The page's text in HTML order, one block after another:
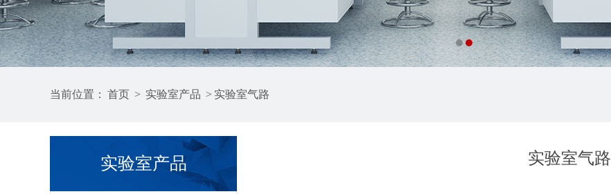
当前位置： 首页 > 实验室产品 > 实验室气路
实验室产品 实验室气路